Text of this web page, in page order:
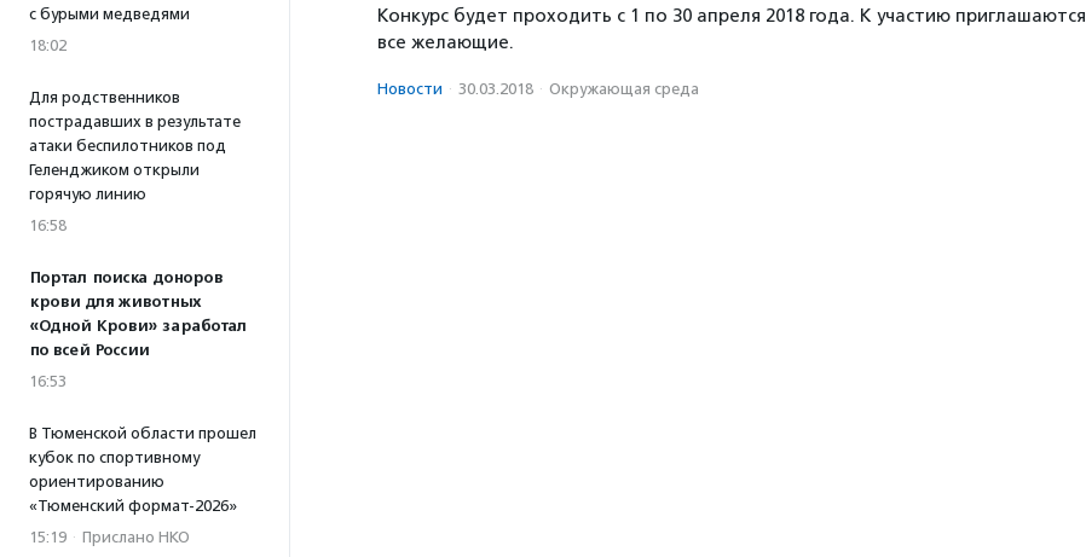
с бурыми медведями
18:02
Для родственников
пострадавших в результате
атаки беспилотников под
Геленджиком открыли
горячую линию
16:58
Портал поиска доноров
крови для животных
«Одной Крови» заработал
по всей России
16:53
В Тюменской области прошел
кубок по спортивному
ориентированию
«Тюменский формат-2026»
15:19 · Прислано НКО
Конкурс будет проходить с 1 по 30 апреля 2018 года. К участию приглашаются
все желающие.
Новости · 30.03.2018 · Окружающая среда